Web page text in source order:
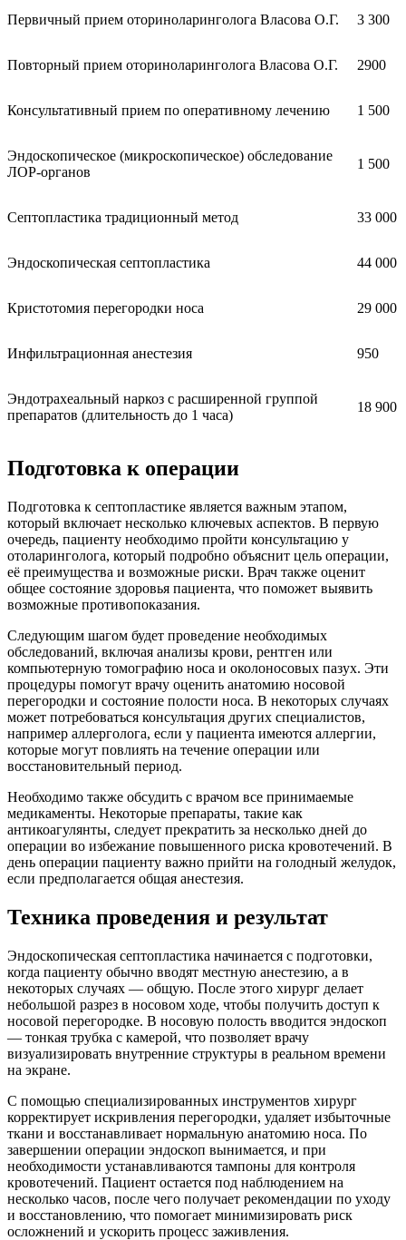
Первичный прием оториноларинголога Власова О.Г. 3 300
Повторный прием оториноларинголога Власова О.Г. 2900
Консультативный прием по оперативному лечению 1 500
Эндоскопическое (микроскопическое) обследование
ЛОР-органов
1 500
Септопластика традиционный метод 33 000
Эндоскопическая септопластика 44 000
Кристотомия перегородки носа 29 000
Инфильтрационная анестезия 950
Эндотрахеальный наркоз с расширенной группой
препаратов (длительность до 1 часа)
18 900
Подготовка к операции
Подготовка к септопластике является важным этапом,
который включает несколько ключевых аспектов. В первую
очередь, пациенту необходимо пройти консультацию у
отоларинголога, который подробно объяснит цель операции,
её преимущества и возможные риски. Врач также оценит
общее состояние здоровья пациента, что поможет выявить
возможные противопоказания.
Следующим шагом будет проведение необходимых
обследований, включая анализы крови, рентген или
компьютерную томографию носа и околоносовых пазух. Эти
процедуры помогут врачу оценить анатомию носовой
перегородки и состояние полости носа. В некоторых случаях
может потребоваться консультация других специалистов,
например аллерголога, если у пациента имеются аллергии,
которые могут повлиять на течение операции или
восстановительный период.
Необходимо также обсудить с врачом все принимаемые
медикаменты. Некоторые препараты, такие как
антикоагулянты, следует прекратить за несколько дней до
операции во избежание повышенного риска кровотечений. В
день операции пациенту важно прийти на голодный желудок,
если предполагается общая анестезия.
Техника проведения и результат
Эндоскопическая септопластика начинается с подготовки,
когда пациенту обычно вводят местную анестезию, а в
некоторых случаях — общую. После этого хирург делает
небольшой разрез в носовом ходе, чтобы получить доступ к
носовой перегородке. В носовую полость вводится эндоскоп
— тонкая трубка с камерой, что позволяет врачу
визуализировать внутренние структуры в реальном времени
на экране.
С помощью специализированных инструментов хирург
корректирует искривления перегородки, удаляет избыточные
ткани и восстанавливает нормальную анатомию носа. По
завершении операции эндоскоп вынимается, и при
необходимости устанавливаются тампоны для контроля
кровотечений. Пациент остается под наблюдением на
несколько часов, после чего получает рекомендации по уходу
и восстановлению, что помогает минимизировать риск
осложнений и ускорить процесс заживления.